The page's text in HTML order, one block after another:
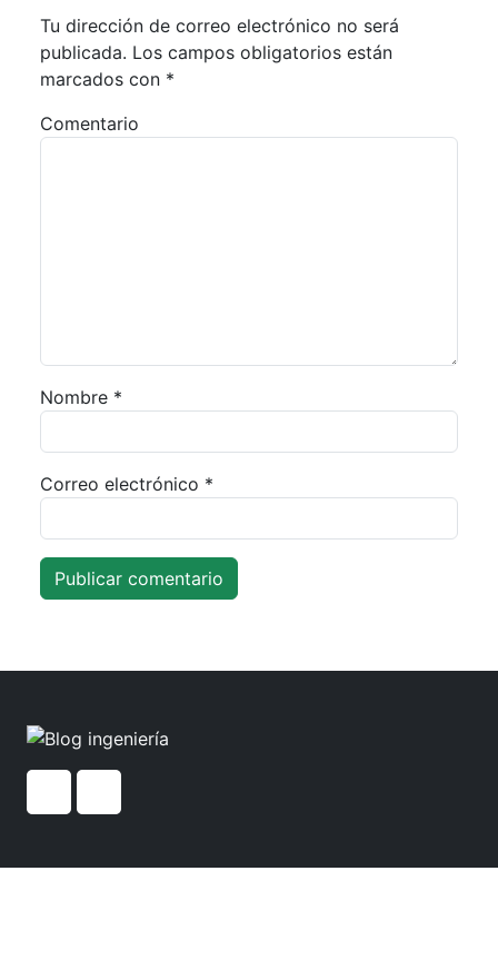
Tu dirección de correo electrónico no será
publicada. Los campos obligatorios están
marcados con *
Comentario
Nombre *
Correo electrónico *